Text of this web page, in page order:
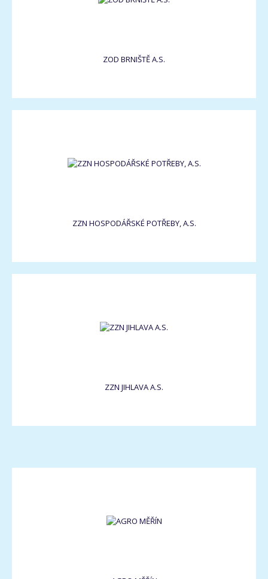
ZOD BRNIŠTĚ A.S.
ZZN HOSPODÁŘSKÉ POTŘEBY, A.S.
ZZN JIHLAVA A.S.